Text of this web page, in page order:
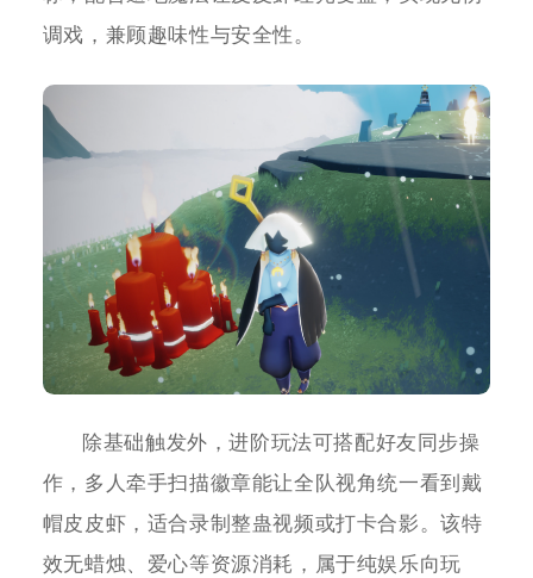
调戏，兼顾趣味性与安全性。
除基础触发外，进阶玩法可搭配好友同步操
作，多人牵手扫描徽章能让全队视角统一看到戴
帽皮皮虾，适合录制整蛊视频或打卡合影。该特
效无蜡烛、爱心等资源消耗，属于纯娱乐向玩